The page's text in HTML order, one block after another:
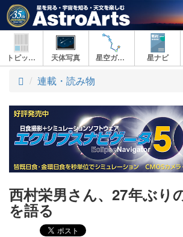
トピックス 天体写真 星空ガイド 星ナビ
ト
プ
連載・読み物
西村栄男さん、27年ぶり
を語る